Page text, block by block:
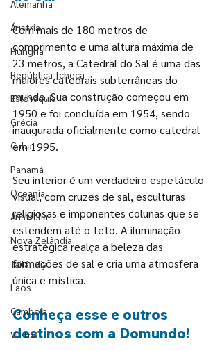
Alemanha
Áustria
Hungria
República Tcheca
Eslováquia
Grécia
Cuba
Panamá
Oceania
Austrália
Nova Zelândia
Tailândia
Laos
Camboja
Vietnã
Com mais de 180 metros de
comprimento e uma altura máxima de
23 metros, a Catedral do Sal é uma das
maiores catedrais subterrâneas do
mundo. Sua construção começou em
1950 e foi concluída em 1954, sendo
inaugurada oficialmente como catedral
em 1995.
Seu interior é um verdadeiro espetáculo
visual, com cruzes de sal, esculturas
religiosas e imponentes colunas que se
estendem até o teto. A iluminação
estratégica realça a beleza das
formações de sal e cria uma atmosfera
única e mística.
Conheça esse e outros
destinos com a Domundo!